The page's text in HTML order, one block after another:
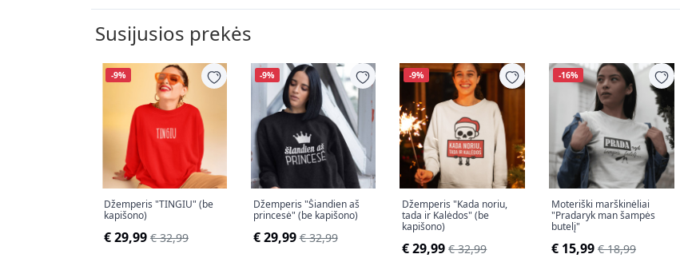
Susijusios prekės
-9%
Džemperis "TINGIU" (be
kapišono)
€ 29,99 € 32,99
-9%
Džemperis "Šiandien aš
princesė" (be kapišono)
€ 29,99 € 32,99
-9%
Džemperis "Kada noriu,
tada ir Kalėdos" (be
kapišono)
€ 29,99 € 32,99
-16%
Moteriški marškinėliai
"Pradaryk man šampės
butelį"
€ 15,99 € 18,99